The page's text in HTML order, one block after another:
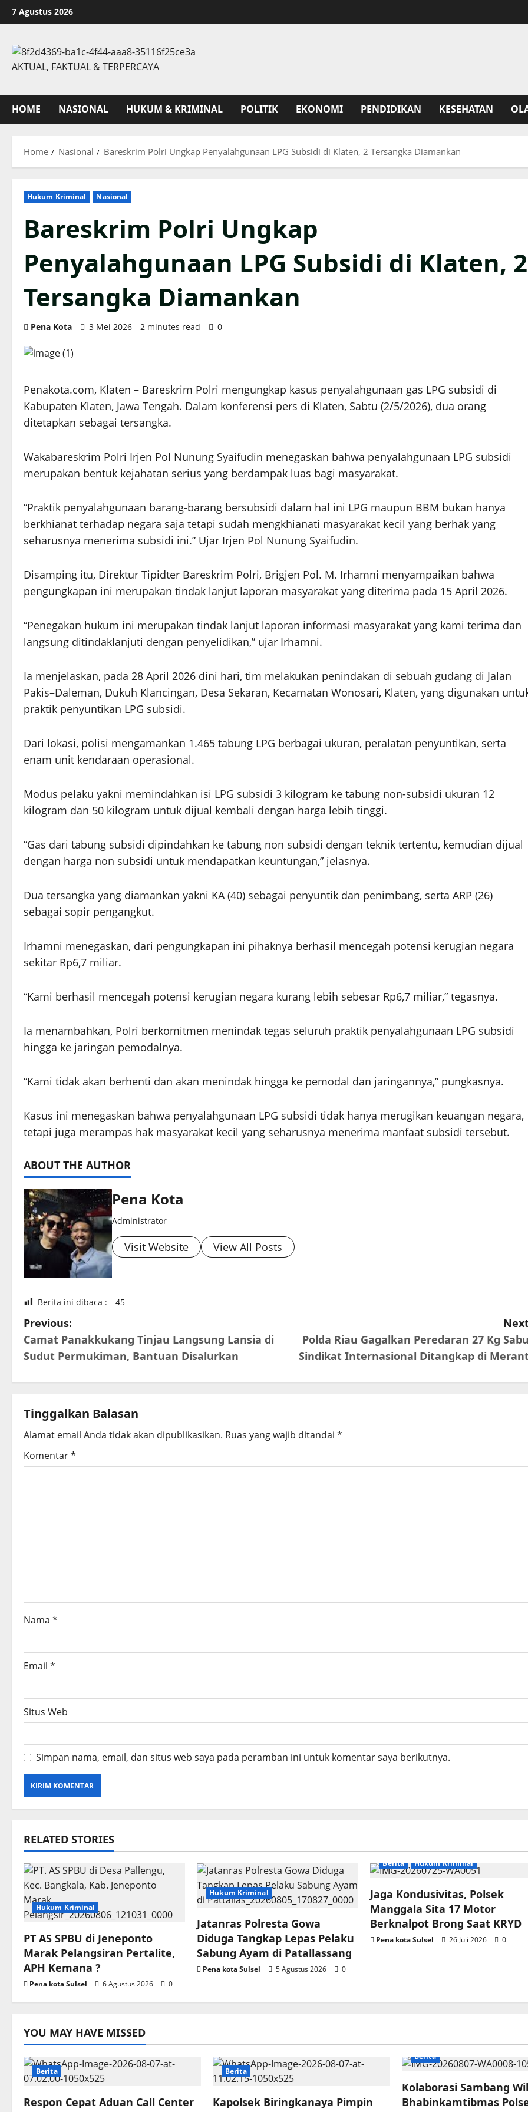
Skip
to
7 Agustus 2026
AKTUAL, FAKTUAL & TERPERCAYA
HOME NASIONAL HUKUM & KRIMINAL POLITIK EKONOMI PENDIDIKAN KESEHATAN
Home Nasional Bareskrim Polri Ungkap Penyalahgunaan LPG Subsidi di Klaten, 2 Tersangka Diamankan
Hukum Kriminal Nasional
Bareskrim Polri Ungkap
Penyalahgunaan LPG Subsidi di Klaten, 2
Tersangka Diamankan
Pena Kota 3 Mei 2026 2 minutes read 0
Penakota.com, Klaten – Bareskrim Polri mengungkap kasus penyalahgunaan gas LPG subsidi di
Kabupaten Klaten, Jawa Tengah. Dalam konferensi pers di Klaten, Sabtu (2/5/2026), dua orang
ditetapkan sebagai tersangka.
Wakabareskrim Polri Irjen Pol Nunung Syaifudin menegaskan bahwa penyalahgunaan LPG subsidi
merupakan bentuk kejahatan serius yang berdampak luas bagi masyarakat.
“Praktik penyalahgunaan barang-barang bersubsidi dalam hal ini LPG maupun BBM bukan hanya
berkhianat terhadap negara saja tetapi sudah mengkhianati masyarakat kecil yang berhak yang
seharusnya menerima subsidi ini.” Ujar Irjen Pol Nunung Syaifudin.
Disamping itu, Direktur Tipidter Bareskrim Polri, Brigjen Pol. M. Irhamni menyampaikan bahwa
pengungkapan ini merupakan tindak lanjut laporan masyarakat yang diterima pada 15 April 2026.
“Penegakan hukum ini merupakan tindak lanjut laporan informasi masyarakat yang kami terima dan
langsung ditindaklanjuti dengan penyelidikan,” ujar Irhamni.
Ia menjelaskan, pada 28 April 2026 dini hari, tim melakukan penindakan di sebuah gudang di Jalan
Pakis–Daleman, Dukuh Klancingan, Desa Sekaran, Kecamatan Wonosari, Klaten, yang digunakan
praktik penyuntikan LPG subsidi.
Dari lokasi, polisi mengamankan 1.465 tabung LPG berbagai ukuran, peralatan penyuntikan, serta
enam unit kendaraan operasional.
Modus pelaku yakni memindahkan isi LPG subsidi 3 kilogram ke tabung non-subsidi ukuran 12
kilogram dan 50 kilogram untuk dijual kembali dengan harga lebih tinggi.
“Gas dari tabung subsidi dipindahkan ke tabung non subsidi dengan teknik tertentu, kemudian dijual
dengan harga non subsidi untuk mendapatkan keuntungan,” jelasnya.
Dua tersangka yang diamankan yakni KA (40) sebagai penyuntik dan penimbang, serta ARP (26)
sebagai sopir pengangkut.
Irhamni menegaskan, dari pengungkapan ini pihaknya berhasil mencegah potensi kerugian negara
sekitar Rp6,7 miliar.
“Kami berhasil mencegah potensi kerugian negara kurang lebih sebesar Rp6,7 miliar,” tegasnya.
Ia menambahkan, Polri berkomitmen menindak tegas seluruh praktik penyalahgunaan LPG subsidi
hingga ke jaringan pemodalnya.
“Kami tidak akan berhenti dan akan menindak hingga ke pemodal dan jaringannya,” pungkasnya.
Kasus ini menegaskan bahwa penyalahgunaan LPG subsidi tidak hanya merugikan keuangan negara,
tetapi juga merampas hak masyarakat kecil yang seharusnya menerima manfaat subsidi tersebut.
ABOUT THE AUTHOR
Pena Kota
Administrator
Visit Website View All Posts
Berita ini dibaca : 45
P
o
s
n
a
v
i
o
n
Previous:
Camat Panakkukang Tinjau Langsung Lansia di
Sudut Permukiman, Bantuan Disalurkan
Polda Riau Gagalkan Peredaran 27 Kg
Sindikat Internasional Ditangkap di
Tinggalkan Balasan
Alamat email Anda tidak akan dipublikasikan. Ruas yang wajib ditandai *
Komentar*
Nama *
Email *
Situs Web
Simpan nama, email, dan situs web saya pada peramban ini untuk komentar saya berikutnya.
RELATED STORIES
Hukum Kriminal
PT AS SPBU di Jeneponto
Marak Pelangsiran Pertalite,
APH Kemana ?
Pena kota Sulsel 6 Agustus 2026 0
Hukum Kriminal
Jatanras Polresta Gowa
Diduga Tangkap Lepas Pelaku
Sabung Ayam di Patallassang
Pena kota Sulsel 5 Agustus 2026 0
Berita Hukum Kriminal
Jaga Kondusivitas, Polsek
Manggala Sita 17 Motor
Berknalpot Brong Saat KRYD
Pena kota Sulsel 26 Juli 2026 0
YOU MAY HAVE MISSED
Berita
Respon Cepat Aduan Call Center
Berita
Kapolsek Biringkanaya Pimpin
Berita
Kolaborasi Sambang
Bhabinkamtibmas